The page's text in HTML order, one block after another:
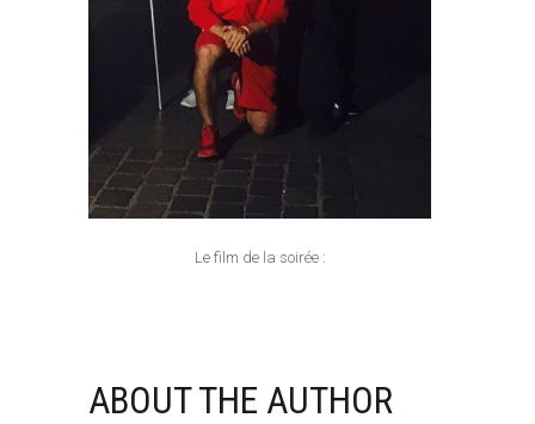
Le film de la soirée :
ABOUT THE AUTHOR